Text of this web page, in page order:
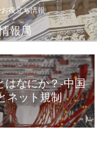
役立ち情報
報局
はなにか？-中国
ネット規制